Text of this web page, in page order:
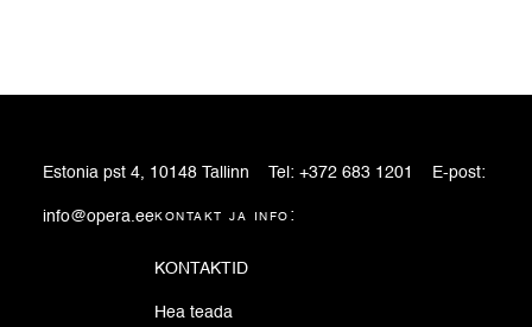
Estonia pst 4, 10148 Tallinn Tel: +372 683 1201 E-post:
info@opera.eekontakt ja info:
KONTAKTID
Hea teada